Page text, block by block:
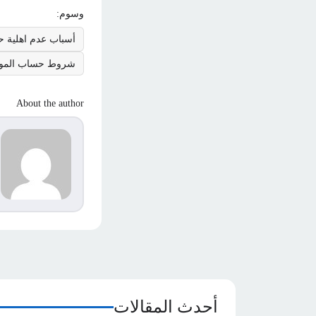
وسوم:
أسباب عدم
شروط حساب
About the author
أحدث المقالات